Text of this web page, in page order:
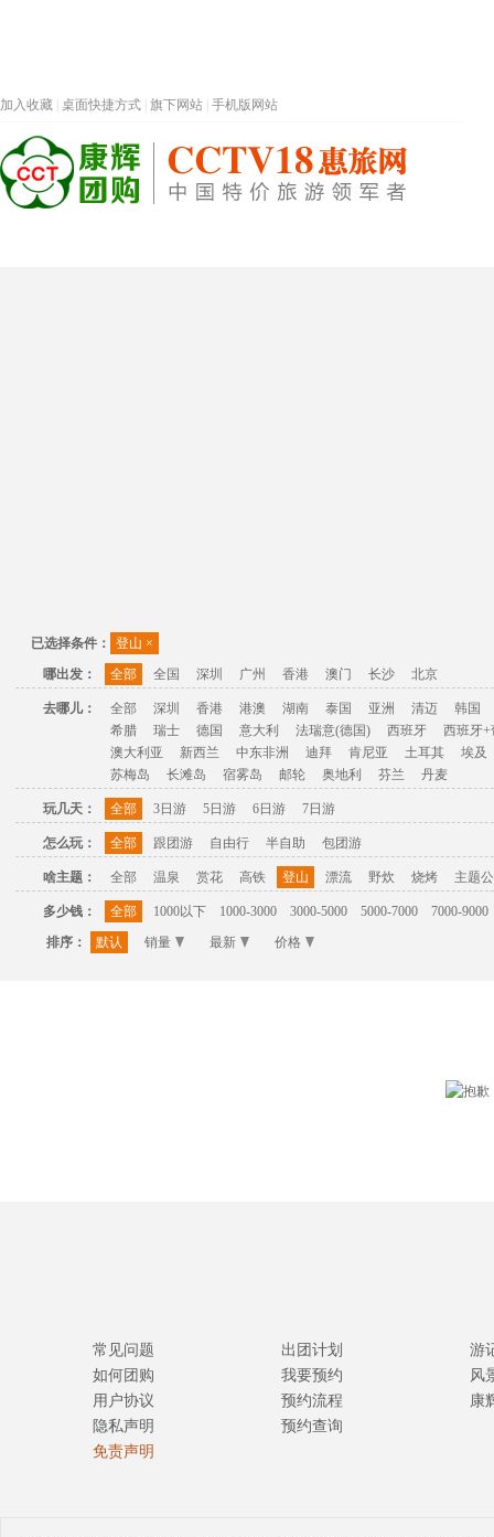
加入收藏 桌面快捷方式 旗下网站 手机版网站
已选择条件： 登山 ×
哪出发：
全部 全国 深圳 广州 香港 澳门 长沙 北京
去哪儿： 全部 深圳 香港 港澳 湖南 泰国 亚洲 清迈
韩国
希腊
瑞士 德国 意大利 法瑞意(德国) 西班牙
西班牙+
澳大利亚
新西兰 中东非洲 迪拜 肯尼亚 土耳其
埃及
苏梅岛
长滩岛 宿雾岛 邮轮 奥地利 芬兰 丹麦
玩几天： 全部 3日游 5日游 6日游 7日游
怎么玩： 全部 跟团游 自由行 半自助 包团游
啥主题： 全部 温泉 赏花 高铁 登山 漂流 野炊 烧烤 主题
多少钱： 全部 1000以下 1000-3000 3000-5000 5000-7000
7000-9000
排序：
默认 销量 最新 价格
常见问题
如何团购
用户协议
隐私声明
免责声明
出团计划
我要预约
预约流程
预约查询
游
风
康